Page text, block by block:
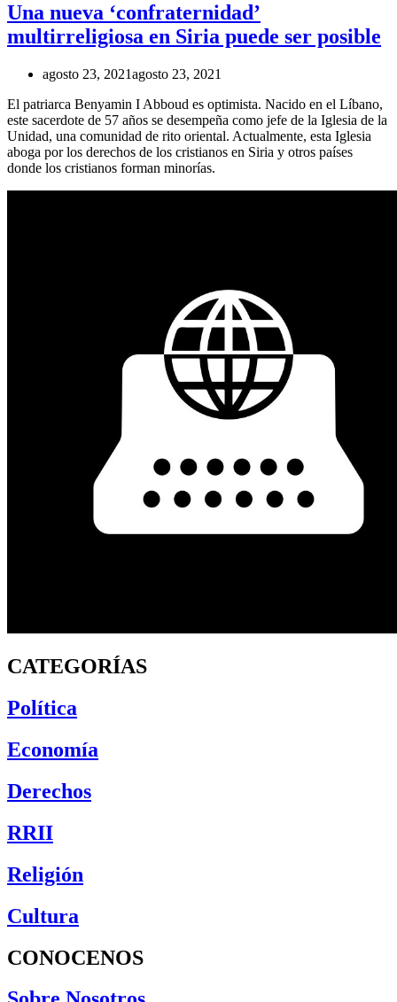
Una nueva ‘confraternidad’
multirreligiosa en Siria puede ser posible
agosto 23, 2021agosto 23, 2021
El patriarca Benyamin I Abboud es optimista. Nacido en el Líbano,
este sacerdote de 57 años se desempeña como jefe de la Iglesia de la
Unidad, una comunidad de rito oriental. Actualmente, esta Iglesia
aboga por los derechos de los cristianos en Siria y otros países
donde los cristianos forman minorías.
CATEGORÍAS
Política
Economía
Derechos
RRII
Religión
Cultura
CONOCENOS